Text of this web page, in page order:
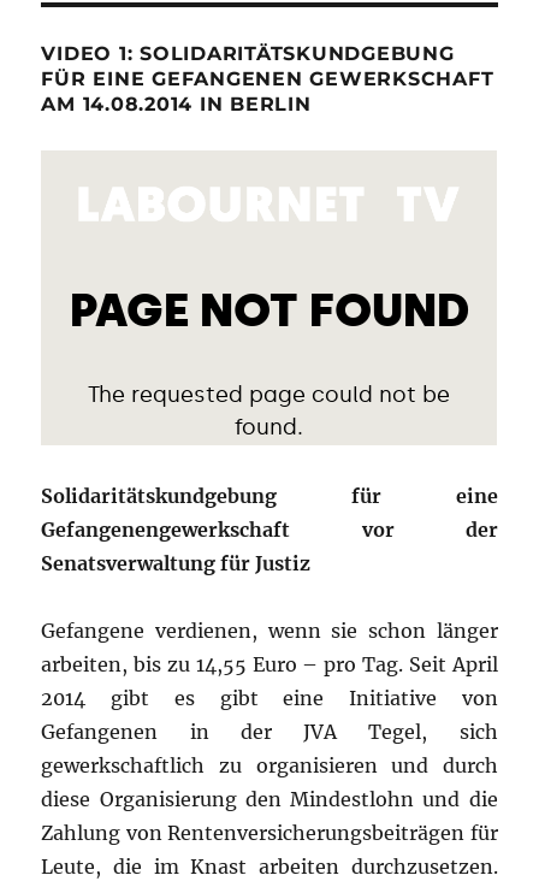
VIDEO 1: SOLIDARITÄTSKUNDGEBUNG
FÜR EINE GEFANGENEN GEWERKSCHAFT
AM 14.08.2014 IN BERLIN
Solidaritätskundgebung für eine
Gefangenengewerkschaft vor der
Senatsverwaltung für Justiz
Gefangene verdienen, wenn sie schon länger
arbeiten, bis zu 14,55 Euro – pro Tag. Seit April
2014 gibt es gibt eine Initiative von
Gefangenen in der JVA Tegel, sich
gewerkschaftlich zu organisieren und durch
diese Organisierung den Mindestlohn und die
Zahlung von Rentenversicherungsbeiträgen für
Leute, die im Knast arbeiten durchzusetzen.